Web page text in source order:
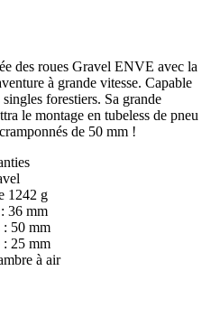
des roues Gravel ENVE avec la
à grande vitesse. Capable
forestiers. Sa grande
le montage en tubeless de pneu
de 50 mm !
1242 g
36 mm
: 50 mm
: 25 mm
à air